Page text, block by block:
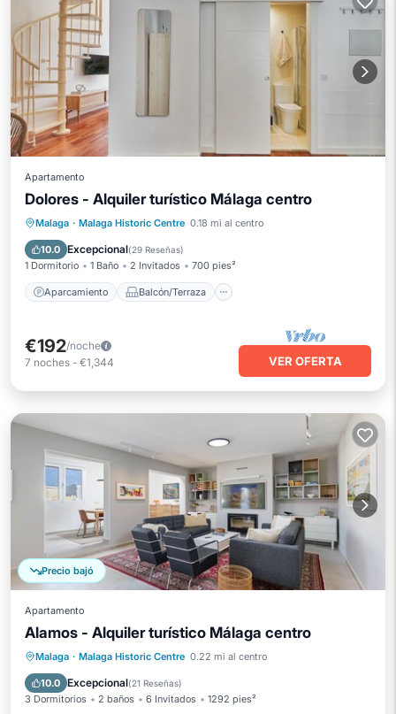
Apartamento
Dolores - Alquiler turístico Málaga centro
Malaga · Malaga Historic Centre 0.18 mi al centro
10.0 Excepcional(29 Reseñas)
1 Dormitorio 1 Baño 2 Invitados 700 pies²
Aparcamiento Balcón/Terraza
Aparcamiento
Balcón/Terraza
Cocina
Aire acondicionado
€192/noche
7 noches - €1,344 VER OFERTA
Precio bajó
Apartamento
Alamos - Alquiler turístico Málaga centro
Malaga · Malaga Historic Centre 0.22 mi al centro
10.0 Excepcional(21 Reseñas)
3 Dormitorios 2 baños 6 Invitados 1292 pies²
Aparcamiento
Balcón/Terraza
Cocina
Aire acondicionado